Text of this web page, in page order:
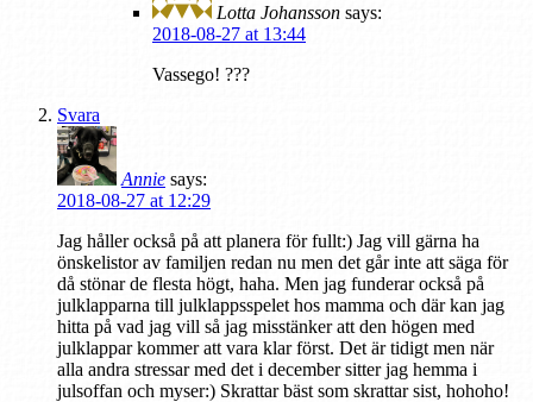
Lotta Johansson says:
2018-08-27 at 13:44
Vassego! ???
Svara
Annie says:
2018-08-27 at 12:29
Jag håller också på att planera för fullt:) Jag vill gärna ha
önskelistor av familjen redan nu men det går inte att säga för
då stönar de flesta högt, haha. Men jag funderar också på
julklapparna till julklappsspelet hos mamma och där kan jag
hitta på vad jag vill så jag misstänker att den högen med
julklappar kommer att vara klar först. Det är tidigt men när
alla andra stressar med det i december sitter jag hemma i
julsoffan och myser:) Skrattar bäst som skrattar sist, hohoho!